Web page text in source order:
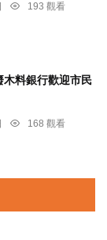
193 觀看
木料銀行歡迎市民
168 觀看